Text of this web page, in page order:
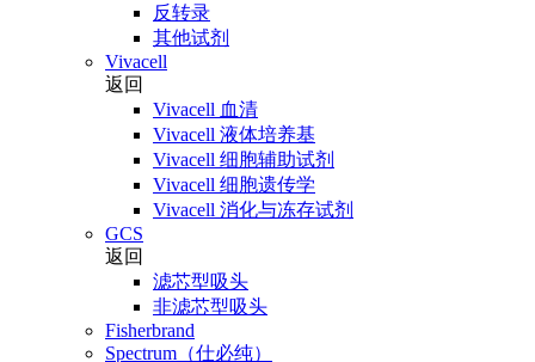
反转录
其他试剂
Vivacell
返回
Vivacell 血清
Vivacell 液体培养基
Vivacell 细胞辅助试剂
Vivacell 细胞遗传学
Vivacell 消化与冻存试剂
GCS
返回
滤芯型吸头
非滤芯型吸头
Fisherbrand
Spectrum（仕必纯）